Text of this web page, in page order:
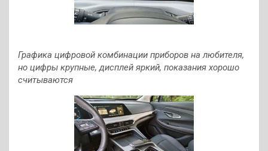
Графика цифровой комбинации приборов на любителя,
но цифры крупные, дисплей яркий, показания хорошо
считываются